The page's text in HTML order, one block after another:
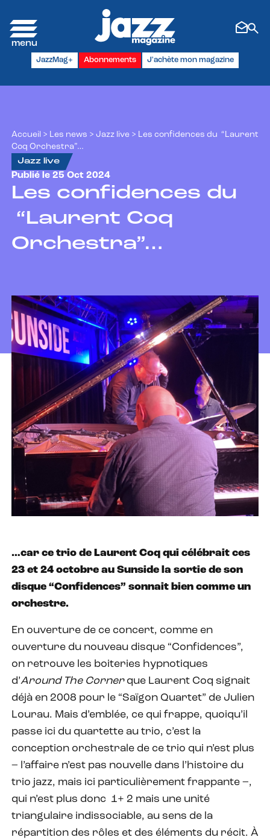
JazzMag+ Abonnements J'achète mon magazine
Accueil > Les news > Jazz live > Les confidences du “Laurent
Coq Orchestra”…
Jazz live
Publié le 25 Oct 2024
Les confidences du
“Laurent Coq
Orchestra”…
…car ce trio de Laurent Coq qui célébrait ces
23 et 24 octobre au Sunside la sortie de son
disque “Confidences” sonnait bien comme un
orchestre.
En ouverture de ce concert, comme en
ouverture du nouveau disque “Confidences”,
on retrouve les boiteries hypnotiques
d’Around The Corner que Laurent Coq signait
déjà en 2008 pour le “Saïgon Quartet” de Julien
Lourau. Mais d’emblée, ce qui frappe, quoiqu’il
passe ici du quartette au trio, c’est la
conception orchestrale de ce trio qui n’est plus
– l’affaire n’est pas nouvelle dans l’histoire du
trio jazz, mais ici particulièrement frappante –,
qui n’est plus donc 1+ 2 mais une unité
triangulaire indissociable, au sens de la
répartition des rôles et des éléments du récit. À